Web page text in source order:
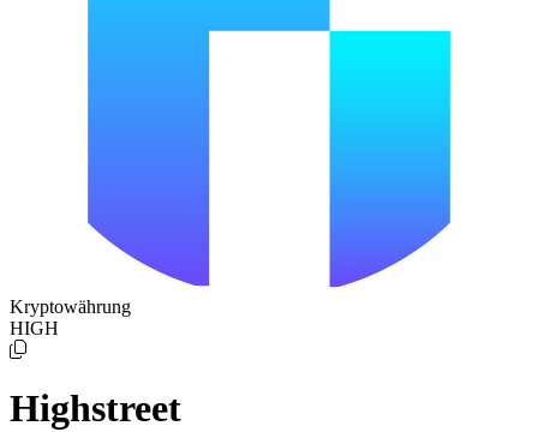
Kryptowährung
HIGH
Highstreet